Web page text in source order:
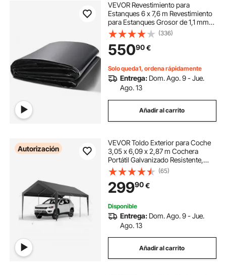
VEVOR Revestimiento para
Estanques 6 x 7,6 m Revestimiento
para Estanques Grosor de 1,1 mm
Capa Plegable Base de EPDM Fácil
de Cortar para Estanques de Peces,
Juegos Acuáticos, Cascadas,
Fuentes
(336)
55090€
Solo queda1, ordena rápidamente
Entrega: Dom. Ago. 9 - Jue.
Ago. 13
Añadir al carrito
Autorización
VEVOR Toldo Exterior para Coche
3,05 x 6,09 x 2,87 m Cochera
Portátil Galvanizado Resistente,
Resistente a los Rayos UV y al Agua
Cobertizo de Almacenamiento para
Coche, Barco, Motocicleta, Gris
(65)
29990€
Disponible
Entrega: Dom. Ago. 9 - Jue.
Ago. 13
Añadir al carrito